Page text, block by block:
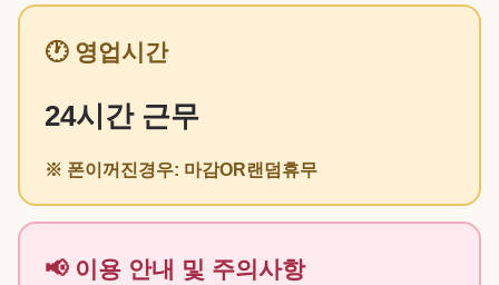
🕐 영업시간
24시간 근무
※ 폰이꺼진경우: 마감OR랜덤휴무
📢 이용 안내 및 주의사항